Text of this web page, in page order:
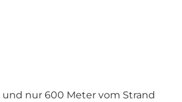
nur 600 Meter vom Strand